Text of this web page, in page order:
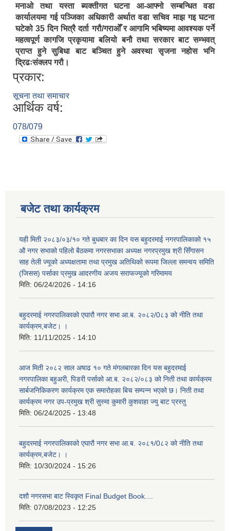
मनाओ तथा यस्ता ब्यक्तीगत घटना आ-आफ्नो सम्बन्धित वडा
कार्यालयमा गई पञ्जिका अधिकारी अर्थात वडा सचिव माझ गइ घटना
घटेको 35 दिन भित्रै दर्ता गरौ/गराओँ र आगामि भबिष्यमा आवश्यक पर्ने
महत्वपूर्ण कागजि प्रकृयामा बलियो बनौ तथा सरकार बाट सम्भवत्
प्राप्त हुने सुबिधा बाट बञ्चित हुने अवस्था सृजना नहोस भनि
द्रिढःसंक्लप गरौ।
प्रकार:
सूचना तथा समाचार
आर्थिक वर्ष:
078/079
बजेट तथा कार्यक्रम
यही मिती २०८३/०३/१० गते बुधबार का दिन यस बहुदरमाई नगरपालिकाको १५
औ नगर सभाको पहिलो बैठकमा नगरसभाका अध्यक्ष नगरप्रमुख श्री सिँगासन
साह तेली ज्यूको अध्यक्षतामा तथा प्रमुख अतिथिको रूपमा जिल्ला समन्वय समिति
(जिसस) पर्साका प्रमुख आदरणीय अजय सराफज्यूको गरिमामय
मिति: 06/24/2026 - 14:16
बहुदरमाई नगरपालिकाको एघारौ नगर सभा आ.ब. २०८२/0८३ को नीति तथा
कार्यक्रम,बजेट। ।
मिति: 11/11/2025 - 14:10
आज मिती २०८२ साल अषाढ १० गते मंगलबारका दिन यस बहुदरमाई
नगरपालिका बहुअरी, पिडरी पर्साको आ.ब. २०८२/०८३ को निती तथा कार्यक्रम
सार्बजनिकिकरण कार्यक्रम एक समारोहका बिच सम्पन्न भएको छ। निती तथा
कार्यक्रम नगर उप-प्रमुख श्री सुस्मा कुमारी कुशवाहा ज्यु बाट प्रस्तु
मिति: 06/24/2025 - 13:48
बहुदरमाई नगरपालिकाको एघारौ नगर सभा आ.ब. २०८१/0८२ को नीति तथा
कार्यक्रम,बजेट। ।
मिति: 10/30/2024 - 15:26
दशौ नगरसभा बाट स्विकृत Final Budget Book....
मिति: 07/08/2023 - 12:25